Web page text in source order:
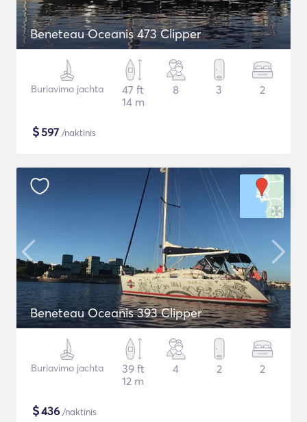
Beneteau Oceanis 473 Clipper
Buriavimo jachta
47 ft
14 m
8 3 2
$597 /naktinis
Beneteau Oceanis 393 Clipper
Buriavimo jachta
39 ft
12 m
4 2 2
$436 /naktinis